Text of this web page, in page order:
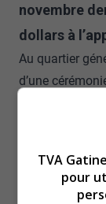
novembre
dollars à
Au quartier
d’une
traitement
Beechwood.
Ces fonds
TVA
pour